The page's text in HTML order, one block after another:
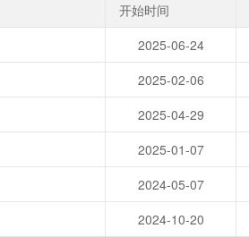
开始时间
2025-06-24
2025-02-06
2025-04-29
2025-01-07
2024-05-07
2024-10-20